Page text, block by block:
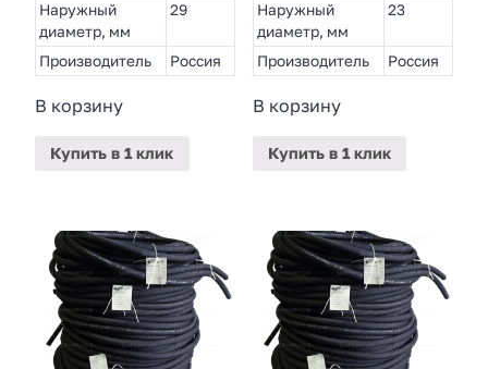
Наружный
диаметр, мм
29
Производитель Россия
В корзину
Купить в 1 клик
Наружный
диаметр, мм
23
Производитель Россия
В корзину
Купить в 1 клик